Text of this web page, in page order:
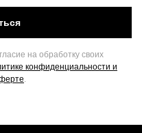
на обработку своих
конфиденциальности и
.